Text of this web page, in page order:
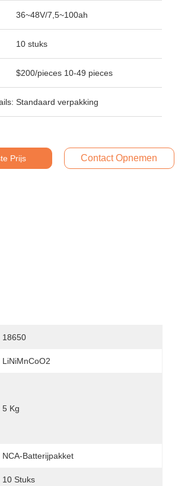
36~48V/7,5~100ah
10 stuks
$200/pieces 10-49 pieces
Standaard verpakking
Prijs Contact Opnemen
18650
LiNiMnCoO2
5 Kg
NCA-Batterijpakket
10 Stuks